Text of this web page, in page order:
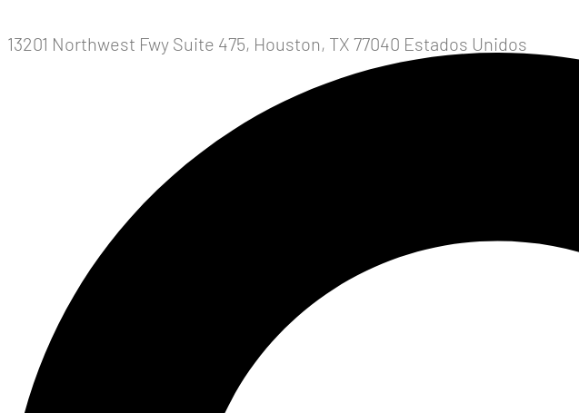
13201 Northwest Fwy Suite 475, Houston, TX 77040 Estados Unidos